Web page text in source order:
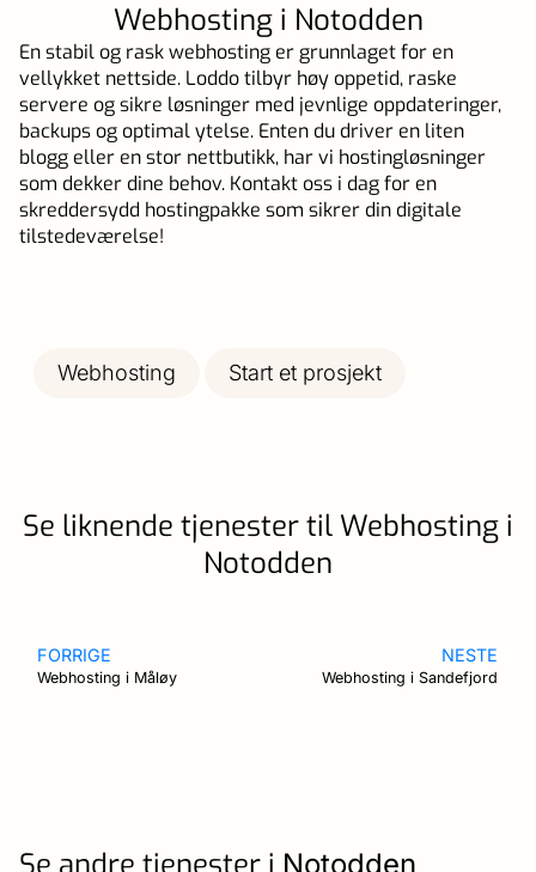
Webhosting i Notodden
En stabil og rask webhosting er grunnlaget for en
vellykket nettside. Loddo tilbyr høy oppetid, raske
servere og sikre løsninger med jevnlige oppdateringer,
backups og optimal ytelse. Enten du driver en liten
blogg eller en stor nettbutikk, har vi hostingløsninger
som dekker dine behov. Kontakt oss i dag for en
skreddersydd hostingpakke som sikrer din digitale
tilstedeværelse!
Webhosting Start et prosjekt
Se liknende tjenester til Webhosting i
Notodden
FORRIGE
Webhosting i Måløy
NESTE
Webhosting i Sandefjord
Notodden